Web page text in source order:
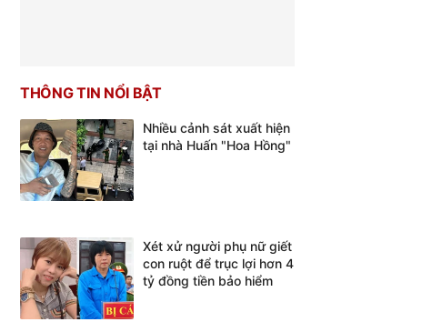
THÔNG TIN NỔI BẬT
Nhiều cảnh sát xuất hiện
tại nhà Huấn "Hoa Hồng"
Xét xử người phụ nữ giết
con ruột để trục lợi hơn 4
tỷ đồng tiền bảo hiểm